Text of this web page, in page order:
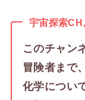
宇宙探索CH
このチャン
冒険者まで
化学につい